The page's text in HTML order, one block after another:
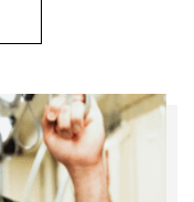
Utiliser le wifi sur